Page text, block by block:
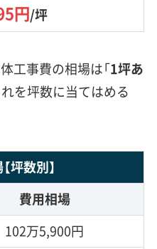
円/坪
工事費の相場は「1坪あ
れを坪数に当てはめる
【坪数別】
費用相場
102万5,900円